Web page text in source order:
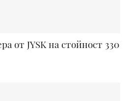
от JYSK на стойност 330